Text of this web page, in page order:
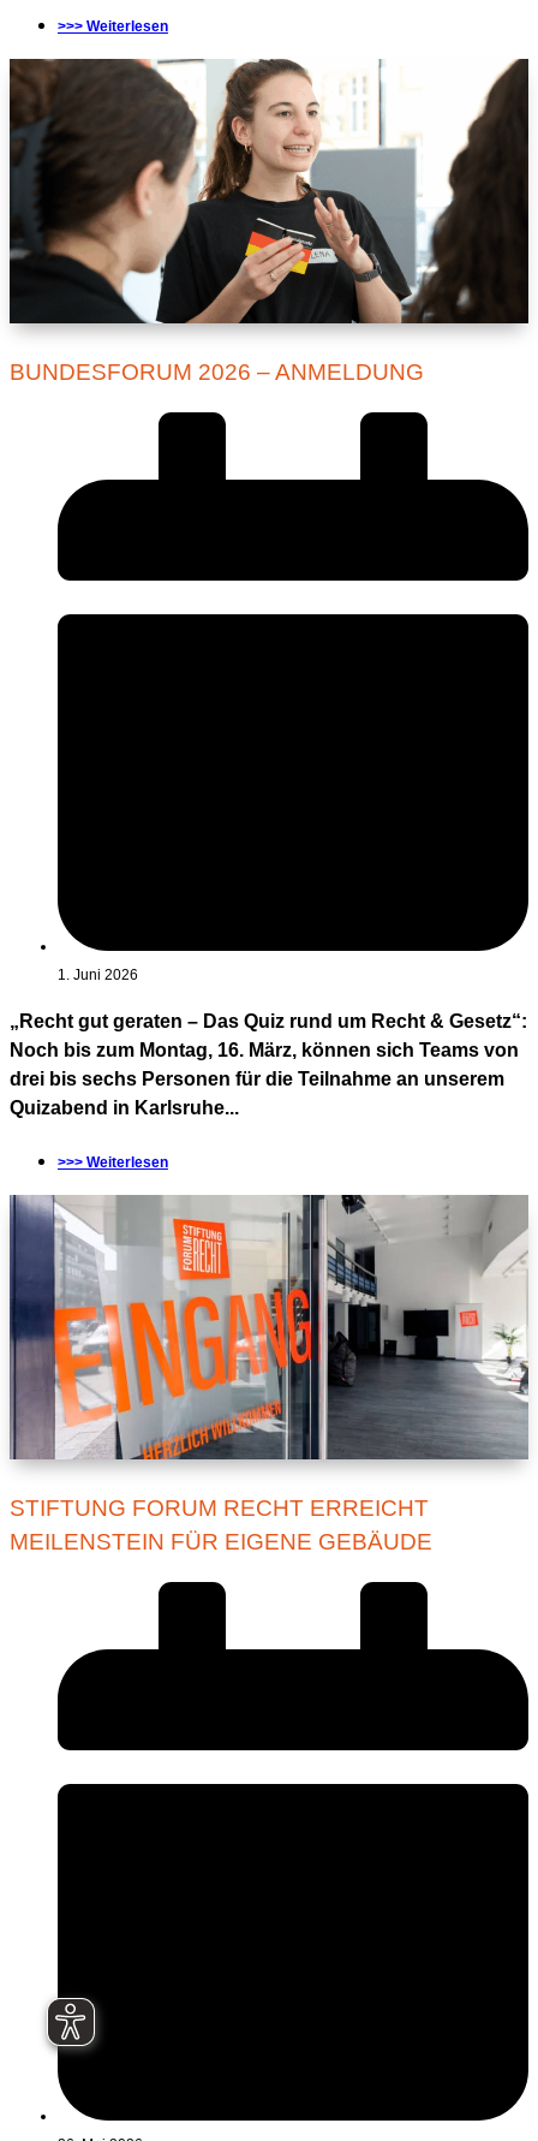
>>> Weiterlesen
BUNDESFORUM 2026 – ANMELDUNG
1. Juni 2026
„Recht gut geraten – Das Quiz rund um Recht & Gesetz“:
Noch bis zum Montag, 16. März, können sich Teams von
drei bis sechs Personen für die Teilnahme an unserem
Quizabend in Karlsruhe...
>>> Weiterlesen
STIFTUNG FORUM RECHT ERREICHT
MEILENSTEIN FÜR EIGENE GEBÄUDE